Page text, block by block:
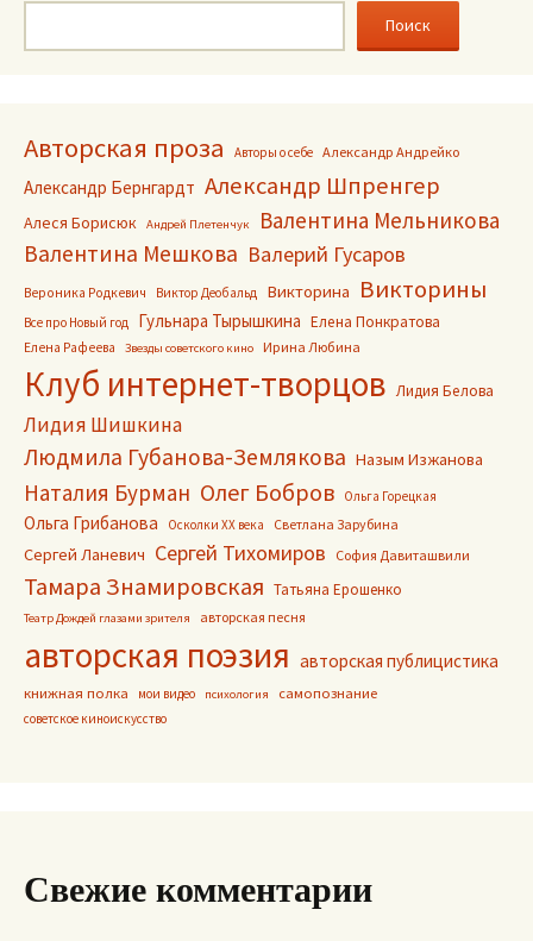
Поиск
Авторская проза Авторы о себе Александр Андрейко
Александр Бернгардт Александр Шпренгер
Алеся Борисюк Андрей Плетенчук
Валентина Мельникова
Валентина Мешкова Валерий Гусаров
Вероника Родкевич Виктор Деобальд Викторина Викторины
Все про Новый год Гульнара Тырышкина Елена Понкратова
Елена Рафеева Звезды советского кино Ирина Любина
Клуб интернет-творцов Лидия Белова
Лидия Шишкина
Людмила Губанова-Землякова Назым Изжанова
Наталия Бурман Олег Бобров Ольга Горецкая
Ольга Грибанова Осколки ХХ века Светлана Зарубина
Сергей Ланевич Сергей Тихомиров София Давиташвили
Тамара Знамировская Татьяна Ерошенко
Театр Дождей глазами зрителя авторская песня
авторская поэзия авторская публицистика
книжная полка мои видео психология самопознание
советское киноискусство
Свежие комментарии